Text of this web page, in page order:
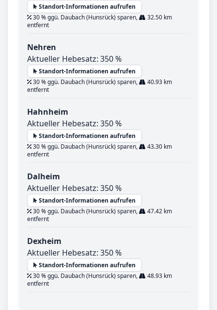
Standort-Informationen aufrufen
30 % ggü. Daubach (Hunsrück) sparen,
32.50 km
entfernt
Nehren
Aktueller Hebesatz: 350 %
Standort-Informationen aufrufen
30 % ggü. Daubach (Hunsrück) sparen,
40.93 km
entfernt
Hahnheim
Aktueller Hebesatz: 350 %
Standort-Informationen aufrufen
30 % ggü. Daubach (Hunsrück) sparen,
43.30 km
entfernt
Dalheim
Aktueller Hebesatz: 350 %
Standort-Informationen aufrufen
30 % ggü. Daubach (Hunsrück) sparen,
47.42 km
entfernt
Dexheim
Aktueller Hebesatz: 350 %
Standort-Informationen aufrufen
30 % ggü. Daubach (Hunsrück) sparen,
48.93 km
entfernt